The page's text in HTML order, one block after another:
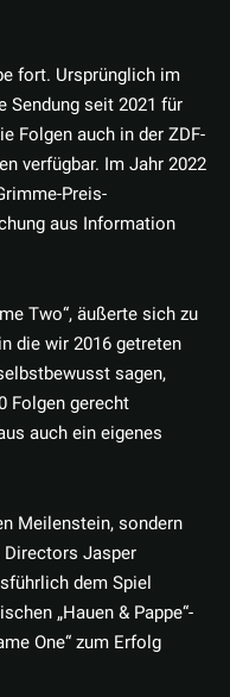
fort. Ursprünglich im
Sendung seit 2021 für
Folgen auch in der ZDF-
verfügbar. Im Jahr 2022
Preis-
aus Information
Two“, äußerte sich zu
die wir 2016 getreten
sagen,
Folgen gerecht
auch ein eigenes
Meilenstein, sondern
Directors Jasper
dem Spiel
„Hauen & Pappe“-
One“ zum Erfolg